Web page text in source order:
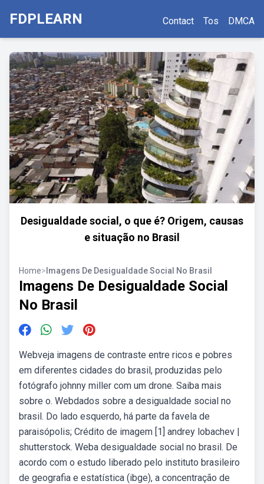
FDPLEARN Contact Tos DMCA
Desigualdade social, o que é? Origem, causas
e situação no Brasil
Home> Imagens De Desigualdade Social No Brasil
Imagens De Desigualdade Social
No Brasil
Webveja imagens de contraste entre ricos e pobres
em diferentes cidades do brasil, produzidas pelo
fotógrafo johnny miller com um drone. Saiba mais
sobre o. Webdados sobre a desigualdade social no
brasil. Do lado esquerdo, há parte da favela de
paraisópolis; Crédito de imagem [1] andrey lobachev |
shutterstock. Weba desigualdade social no brasil. De
acordo com o estudo liberado pelo instituto brasileiro
de geografia e estatística (ibge), a concentração de